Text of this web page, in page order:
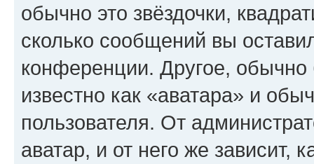
обычно это звёздочки,
сколько сообщений вы
конференции. Другое,
известно как «аватара» и
пользователя. От
аватар, и от него же зависит,